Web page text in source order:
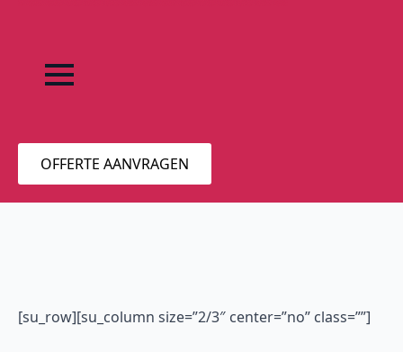
OFFERTE AANVRAGEN
[su_row][su_column size=”2/3″ center=”no” class=””]